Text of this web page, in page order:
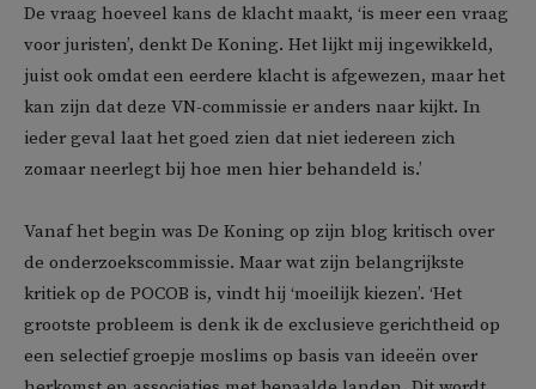
De vraag hoeveel kans de klacht maakt, ‘is meer een vraag
voor juristen’, denkt De Koning. Het lijkt mij ingewikkeld,
juist ook omdat een eerdere klacht is afgewezen, maar het
kan zijn dat deze VN-commissie er anders naar kijkt. In
ieder geval laat het goed zien dat niet iedereen zich
zomaar neerlegt bij hoe men hier behandeld is.’
Vanaf het begin was De Koning op zijn blog kritisch over
de onderzoekscommissie. Maar wat zijn belangrijkste
kritiek op de POCOB is, vindt hij ‘moeilijk kiezen’. ‘Het
grootste probleem is denk ik de exclusieve gerichtheid op
een selectief groepje moslims op basis van ideeën over